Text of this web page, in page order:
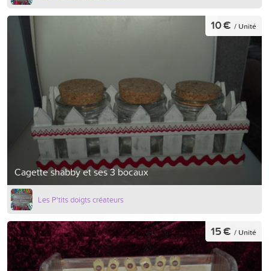
Cagette shabby et ses 3 bocaux
10 € / Unité
Les P'tits doigts créateurs
15 € / Unité